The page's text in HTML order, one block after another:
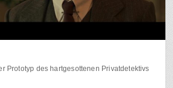
Prototyp des hartgesottenen Privatdetektivs